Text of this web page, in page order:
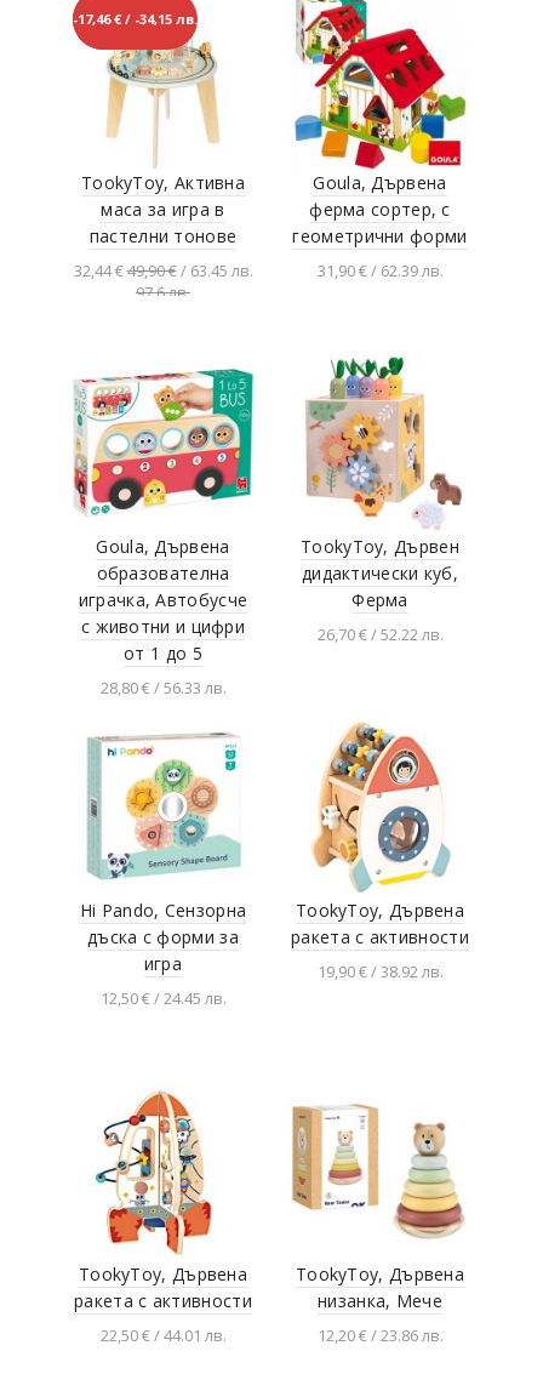
Jarmelo
Lelin Toys
Pintoy
PlanToys
Tini Toys
TookyToy
Woodyland
НОВО
-17,46 € / -34,15 лв.
TookyToy, Активна
маса за игра в
пастелни тонове
32,44 €49,90 €/ 63.45 лв.
97.6 лв.
Goula, Дървена
ферма сортер, с
геометрични форми
31,90 € / 62.39 лв.
Goula, Дървена
образователна
играчка, Автобусче
с животни и цифри
от 1 до 5
28,80 € / 56.33 лв.
количката
TookyToy, Дървен
дидaктически куб,
Ферма
26,70 € / 52.22 лв.
Hi Pando, Сензорна
дъска с форми за
игра
12,50 € / 24.45 лв.
TookyToy, Дървена
ракета с активности
19,90 € / 38.92 лв.
TookyToy, Дървена
ракета с активности
22,50 € / 44.01 лв.
TookyToy, Дървена
низанка, Мече
12,20 € / 23.86 лв.